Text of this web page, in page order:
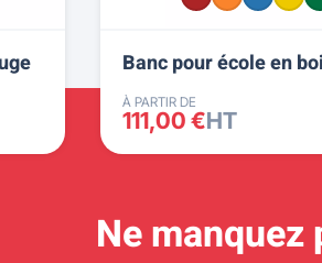
Banc pour école en
À PARTIR DE
111,00 €HT
Ne